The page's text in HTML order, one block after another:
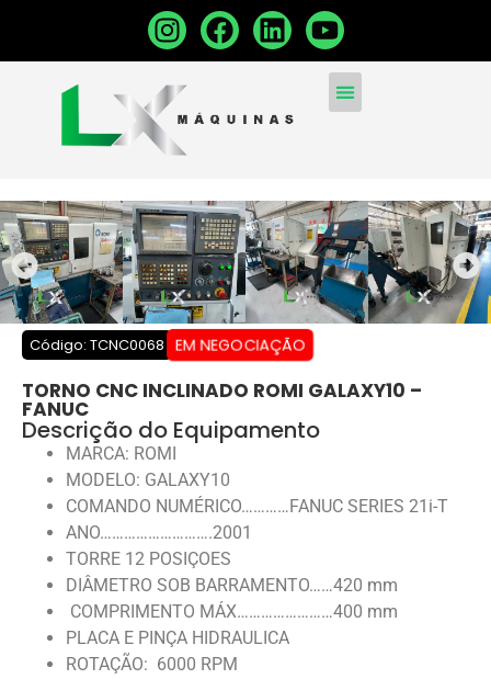
Código: TCNC0068 EM NEGOCIAÇÃO
TORNO CNC INCLINADO ROMI GALAXY10 –
FANUC
Descrição do Equipamento
MARCA: ROMI
MODELO: GALAXY10
COMANDO NUMÉRICO…………FANUC SERIES 21i-T
ANO……………………….2001
TORRE 12 POSIÇOES
DIÂMETRO SOB BARRAMENTO……420 mm
COMPRIMENTO MÁX……………………400 mm
PLACA E PINÇA HIDRAULICA
ROTAÇÃO: 6000 RPM